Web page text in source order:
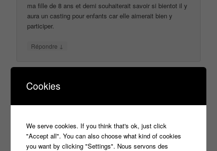
ma fille de 8 ans et demi souhaiterait savoir si bientot il y
aura un casting pour enfants car elle aimerait bien y
participer.
Répondre ↓
Laisser un commentaire
Votre adresse e-mail ne sera pas publiée. Les champs
*
Cookies
We serve cookies. If you think that's ok, just click
"Accept all". You can also choose what kind of cookies
you want by clicking "Settings". Nous servons des